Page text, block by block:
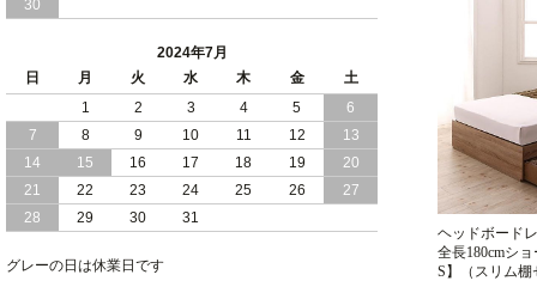
ヘッドボード
全長180cmシ
S】（スリム棚
畳 仕様 で 敷き布団 が使える 引き出し
収納 付き 大容量 チェスト ベッド 日本
製 ヘッドボードなし
2024/02/23
畳 の 床面 で 敷き布団 で 寝られる 引き
出し 収納庫 付 大容量 チェスト ベッド
日本製
し 収納庫 付き チェスト ベッド 日本製
30
2024年7月
日
月 火 水 木 金
土
1
2 3 4 5
6
7
8 9 10 11 12
13
14
15 16 17 18 19
20
21
22 23 24 25 26
27
28
29 30 31
グレーの日は休業日です